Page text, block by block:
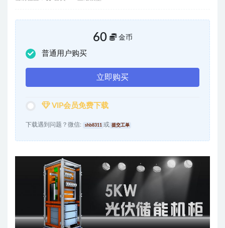
60 金币
普通用户购买
立即购买
VIP会员免费下载
下载遇到问题？微信: shb8311 或 提交工单